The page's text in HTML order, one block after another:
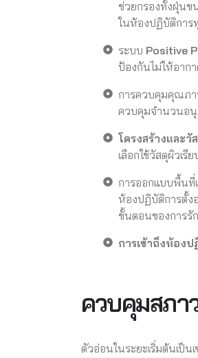
ช่วยกรองทั้งฝุ่นข
ในห้องปฏิบัติการ
ระบบ Positive
ป้องกันไม่ให้อาก
การควบคุมคุณภา
ควบคุมจำนวนอนุ
โครงสร้างและ
เลือกใช้วัสดุผิวเ
การออกแบบพื้นที่
ห้องปฏิบัติการตั้ง
ขั้นตอนของการรั
การเข้าถึงห้อง
ควบคุมสภา
ตัวอ่อนในระยะเริ่มต้นเป็